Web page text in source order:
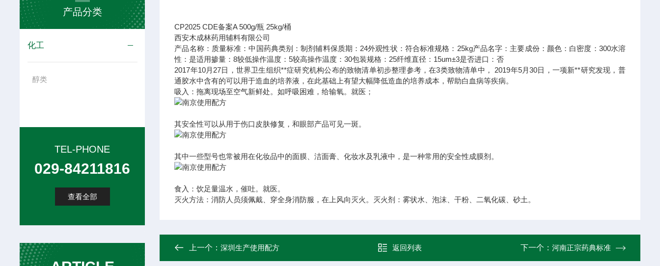
产品分类
化工
醇类
TEL-PHONE
029-84211816
查看全部
CP2025 CDE备案A 500g/瓶 25kg/桶
西安木成林药用辅料有限公司
产品名称： 质量标准：中国药典类别：制剂辅料保质期： 24外观性状： 符合标准规格： 25kg产品名字： 主要成份： 颜色： 白密度： 300水溶
性： 是适用掺量：8较低操作温度：5较高操作温度：30包装规格： 25纤维直径： 15um±3是否进口：否
2017年10月27日，世界卫生组织**症研究机构公布的致物清单初步整理参考，在3类致物清单中， 2019年5月30日，一项新**研究发现，普
通胶水中含有的可以用于造血的培养液，在此基础上有望大幅降低造血的培养成本，帮助白血病等疾病。
吸入：拖离现场至空气新鲜处。如呼吸困难，给输氧。就医；
其安全性可以从用于伤口皮肤修复，和眼部产品可见一斑。
其中一些型号也常被用在化妆品中的面膜、洁面膏、化妆水及乳液中，是一种常用的安全性成膜剂。
食入：饮足量温水，催吐。就医。
灭火方法：消防人员须佩戴、穿全身消防服，在上风向灭火。灭火剂：雾状水、泡沫、干粉、二氧化碳、砂土。
上一个：深圳生产使用配方 返回列表 下一个： 河南正宗药典标准